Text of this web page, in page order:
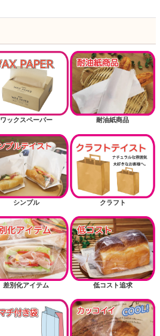
ワックスペーパー 耐油紙商品
シンプル クラフト
差別化アイテム 低コスト追求